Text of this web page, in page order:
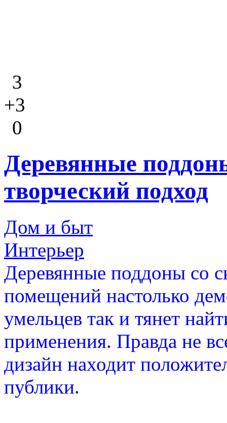
3
+3
0
Деревянные
творческий подход
Дом и быт
Интерьер
Деревянные поддоны со
помещений настолько
умельцев так и тянет
применения. Правда не
дизайн находит
публики.